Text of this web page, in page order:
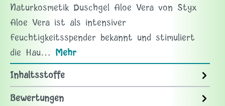
Naturkosmetik Duschgel Aloe Vera von Styx
Aloe Vera ist als intensiver
Feuchtigkeitsspender bekannt und stimuliert
die Hau… Mehr
Inhaltsstoffe
Bewertungen